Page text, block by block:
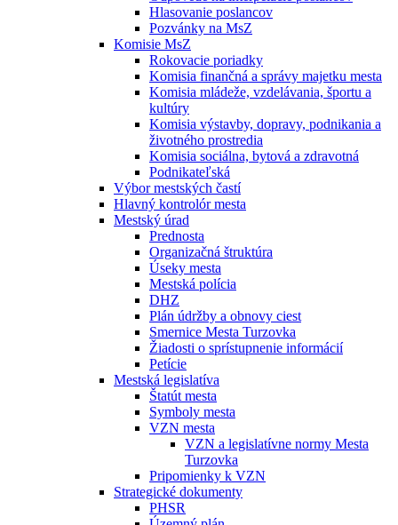
Hlasovanie poslancov
Pozvánky na MsZ
Komisie MsZ
Rokovacie poriadky
Komisia finančná a správy majetku mesta
Komisia mládeže, vzdelávania, športu a
kultúry
Komisia výstavby, dopravy, podnikania a
životného prostredia
Komisia sociálna, bytová a zdravotná
Podnikateľská
Výbor mestských častí
Hlavný kontrolór mesta
Mestský úrad
Prednosta
Organizačná štruktúra
Úseky mesta
Mestská polícia
DHZ
Plán údržby a obnovy ciest
Smernice Mesta Turzovka
Žiadosti o sprístupnenie informácií
Petície
Mestská legislatíva
Štatút mesta
Symboly mesta
VZN mesta
VZN a legislatívne normy Mesta
Turzovka
Pripomienky k VZN
Strategické dokumenty
PHSR